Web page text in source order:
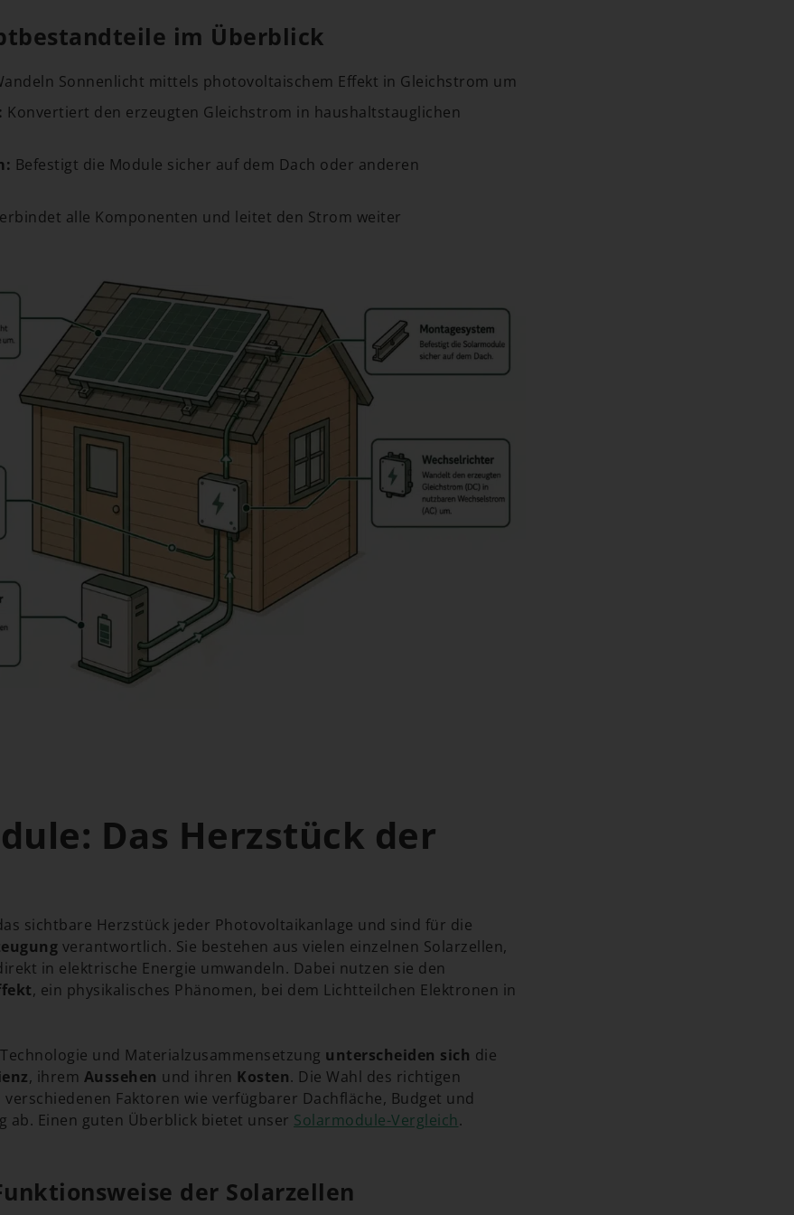
im Überblick
Sonnenlicht mittels photovoltaischem Effekt in Gleichstrom um
Konvertiert den erzeugten Gleichstrom in haushaltstauglichen
Befestigt die Module sicher auf dem Dach oder anderen
alle Komponenten und leitet den Strom weiter
Das Herzstück der
sichtbare Herzstück jeder Photovoltaikanlage und sind für die
verantwortlich. Sie bestehen aus vielen einzelnen Solarzellen,
in elektrische Energie umwandeln. Dabei nutzen sie den
, ein physikalisches Phänomen, bei dem Lichtteilchen Elektronen in
und Materialzusammensetzung unterscheiden sich die
, ihrem Aussehen und ihren Kosten. Die Wahl des richtigen
Faktoren wie verfügbarer Dachfläche, Budget und
ab. Einen guten Überblick bietet unser Solarmodule-Vergleich.
der Solarzellen